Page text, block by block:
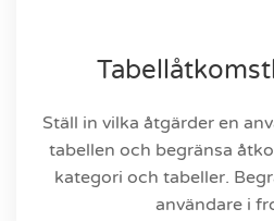
Ställ in vilka åtgärder en
tabellen och begränsa
kategori och tabeller.
användare i